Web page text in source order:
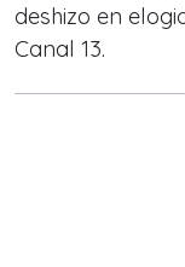
deshizo en
Canal 13.